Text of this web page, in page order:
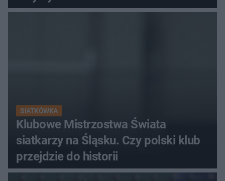
SIATKÓWKA
Klubowe Mistrzostwa Świata
siatkarzy na Śląsku. Czy polski klub
przejdzie do historii